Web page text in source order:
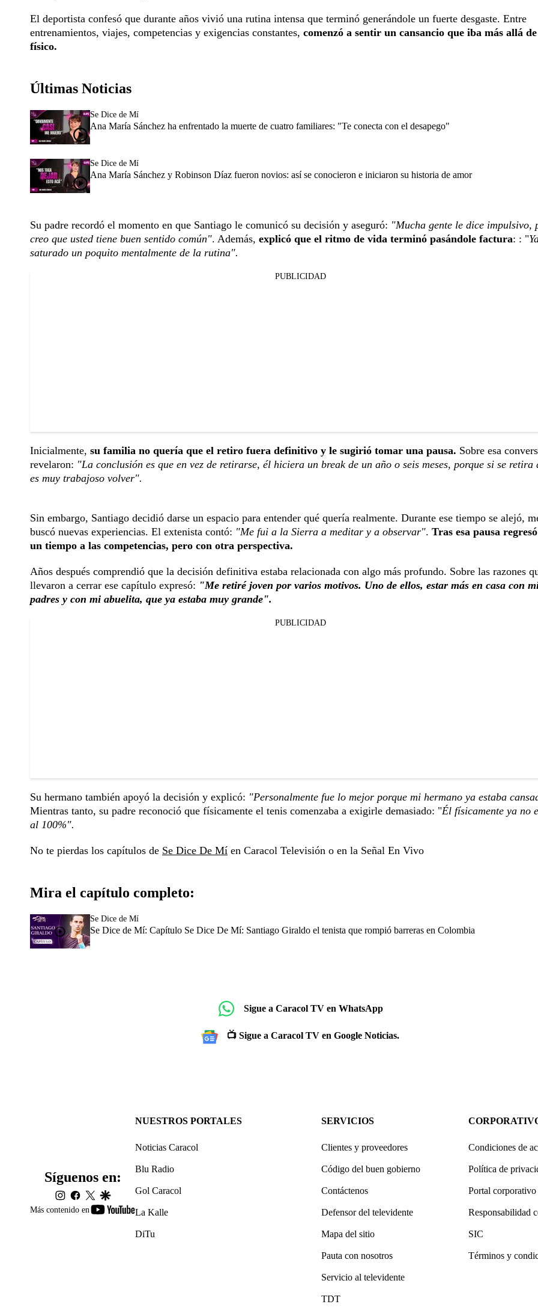
El deportista confesó que durante años vivió una rutina intensa que terminó generándole un fuerte desgaste. Entre
entrenamientos, viajes, competencias y exigencias constantes, comenzó a sentir un cansancio que iba más allá
físico.
Últimas Noticias
Se Dice de Mí
Ana María Sánchez ha enfrentado la muerte de cuatro familiares: "Te conecta con el desapego"
Se Dice de Mí
Ana María Sánchez y Robinson Díaz fueron novios: así se conocieron e iniciaron su historia de amor
Su padre recordó el momento en que Santiago le comunicó su decisión y aseguró: "Mucha gente le dice impulsivo,
creo que usted tiene buen sentido común". Además, explicó que el ritmo de vida terminó pasándole factura: : "
saturado un poquito mentalmente de la rutina".
PUBLICIDAD
Inicialmente, su familia no quería que el retiro fuera definitivo y le sugirió tomar una pausa. Sobre esa
revelaron: "La conclusión es que en vez de retirarse, él hiciera un break de un año o seis meses, porque si se retira
es muy trabajoso volver".
Sin embargo, Santiago decidió darse un espacio para entender qué quería realmente. Durante ese tiempo se alejó,
buscó nuevas experiencias. El extenista contó: "Me fui a la Sierra a meditar y a observar". Tras esa pausa
un tiempo a las competencias, pero con otra perspectiva.
Años después comprendió que la decisión definitiva estaba relacionada con algo más profundo. Sobre las razones
llevaron a cerrar ese capítulo expresó: "Me retiré joven por varios motivos. Uno de ellos, estar más en casa con
padres y con mi abuelita, que ya estaba muy grande".
PUBLICIDAD
Su hermano también apoyó la decisión y explicó: "Personalmente fue lo mejor porque mi hermano ya estaba
Mientras tanto, su padre reconoció que físicamente el tenis comenzaba a exigirle demasiado: "Él físicamente ya no
al 100%".
No te pierdas los capítulos de Se Dice De Mí en Caracol Televisión o en la Señal En Vivo
Mira el capítulo completo:
Se Dice de Mí
Se Dice de Mí: Capítulo Se Dice De Mí: Santiago Giraldo el tenista que rompió barreras en Colombia
Sigue a Caracol TV en WhatsApp
📺 Sigue a Caracol TV en Google Noticias.
Más contenido en
youtube-
Síguenos en:
instagram
facebook
twittergoogle
NUESTROS PORTALES
Noticias Caracol
Blu Radio
Gol Caracol
La Kalle
DiTu
SERVICIOS
Clientes y proveedores
Código del buen gobierno
Contáctenos
Defensor del televidente
Mapa del sitio
Pauta con nosotros
Servicio al televidente
TDT
Condiciones de
Política de
Portal corporativo
Responsabilidad
SIC
Términos y